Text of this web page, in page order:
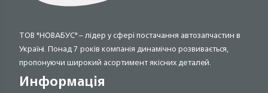
ТОВ "НОВАБУС" – лідер у сфері постачання автозапчастин в
Україні. Понад 7 років компанія динамічно розвивається,
пропонуючи широкий асортимент якісних деталей.
Информація